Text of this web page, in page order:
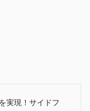
実現！サイドフ